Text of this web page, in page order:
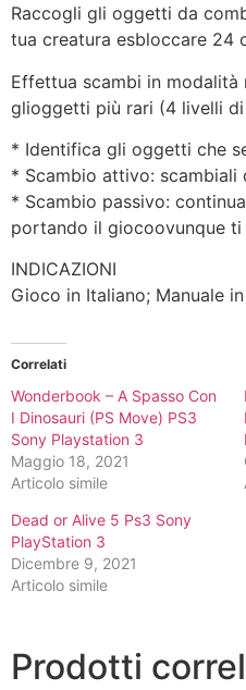
Raccogli gli oggetti da
tua creatura esbloccare 24
Effettua scambi in
glioggetti più rari (4 livelli
* Identifica gli oggetti che
* Scambio attivo:
* Scambio passivo:
portando il giocoovunque ti
INDICAZIONI
Gioco in Italiano; Manuale
Correlati
Wonderbook – A Spasso Con
I Dinosauri (PS Move) PS3
Sony Playstation 3
Maggio 18, 2021
Articolo simile
Dead or Alive 5 Ps3 Sony
PlayStation 3
Dicembre 9, 2021
Articolo simile
Prodotti